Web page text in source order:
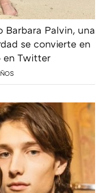
Barbara Palvin, una
se convierte en
en Twitter